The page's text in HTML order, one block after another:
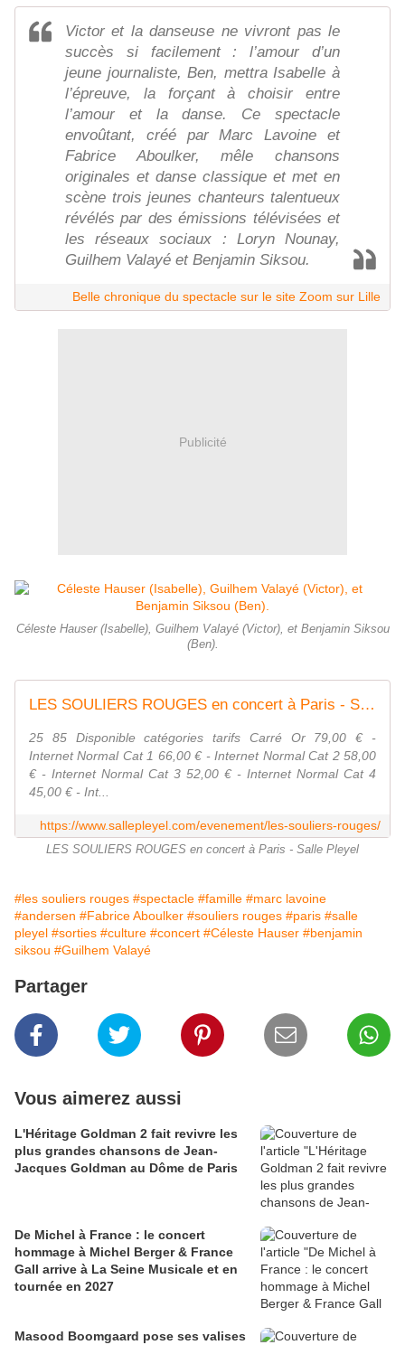
Victor et la danseuse ne vivront pas le
succès si facilement : l’amour d’un
jeune journaliste, Ben, mettra Isabelle à
l’épreuve, la forçant à choisir entre
l’amour et la danse. Ce spectacle
envoûtant, créé par Marc Lavoine et
Fabrice Aboulker, mêle chansons
originales et danse classique et met en
scène trois jeunes chanteurs talentueux
révélés par des émissions télévisées et
les réseaux sociaux : Loryn Nounay,
Guilhem Valayé et Benjamin Siksou.
Belle chronique du spectacle sur le site Zoom sur Lille
Publicité
Céleste Hauser (Isabelle), Guilhem Valayé (Victor), et Benjamin Siksou
(Ben).
LES SOULIERS ROUGES en concert à Paris - Salle Pleyel
25 85 Disponible catégories tarifs Carré Or 79,00 € -
Internet Normal Cat 1 66,00 € - Internet Normal Cat 2 58,00
€ - Internet Normal Cat 3 52,00 € - Internet Normal Cat 4
45,00 € - Int...
https://www.sallepleyel.com/evenement/les-souliers-rouges/
LES SOULIERS ROUGES en concert à Paris - Salle Pleyel
#les souliers rouges #spectacle #famille #marc lavoine
#andersen #Fabrice Aboulker #souliers rouges #paris #salle
pleyel #sorties #culture #concert #Céleste Hauser #benjamin
siksou #Guilhem Valayé
Partager
Vous aimerez aussi
L'Héritage Goldman 2 fait revivre les
plus grandes chansons de Jean-
Jacques Goldman au Dôme de Paris
De Michel à France : le concert
hommage à Michel Berger & France
Gall arrive à La Seine Musicale et en
tournée en 2027
Masood Boomgaard pose ses valises